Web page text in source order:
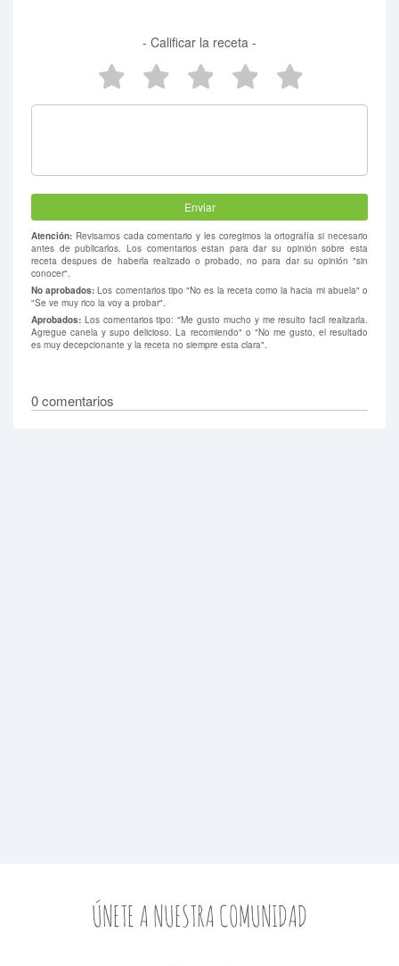
- Calificar la receta -
2 estrellas
3 estrellas
4 estrellas
5 estrellas
Atención: Revisamos cada comentario y les coregimos la ortografía si necesario
antes de publicarlos. Los comentarios estan para dar su opinión sobre esta
receta despues de haberla realizado o probado, no para dar su opinión "sin
conocer".
No aprobados:Los comentarios tipo "No es la receta como la hacia mi abuela" o
"Se ve muy rico la voy a probar".
Aprobados: Los comentarios tipo: "Me gusto mucho y me resulto facil realizarla.
Agregue canela y supo delicioso. La recomiendo" o "No me gusto, el resultado
es muy decepcionante y la receta no siempre esta clara".
0 comentarios
ÚNETE A NUESTRA COMUNIDAD